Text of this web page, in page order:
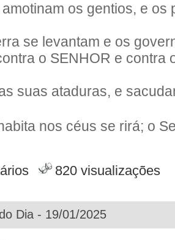
os gentios, e os
se levantam e os
o SENHOR e contra
suas ataduras, e
nos céus se rirá; o
820 visualizações
Dia - 19/01/2025